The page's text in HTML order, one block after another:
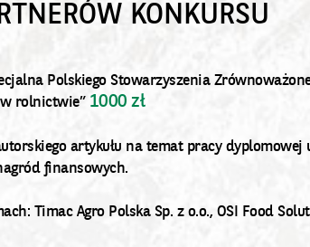
KONKURSU
Polskiego Stowarzyszenia
rolnictwie” 1000 zł
artykułu na temat pracy
finansowych.
Timac Agro Polska Sp. z o.o., OSI Food